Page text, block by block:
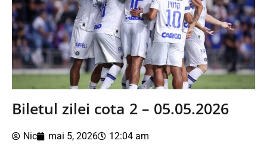
Biletul zilei cota 2 – 05.05.2026
Nic mai 5, 2026 12:04 am